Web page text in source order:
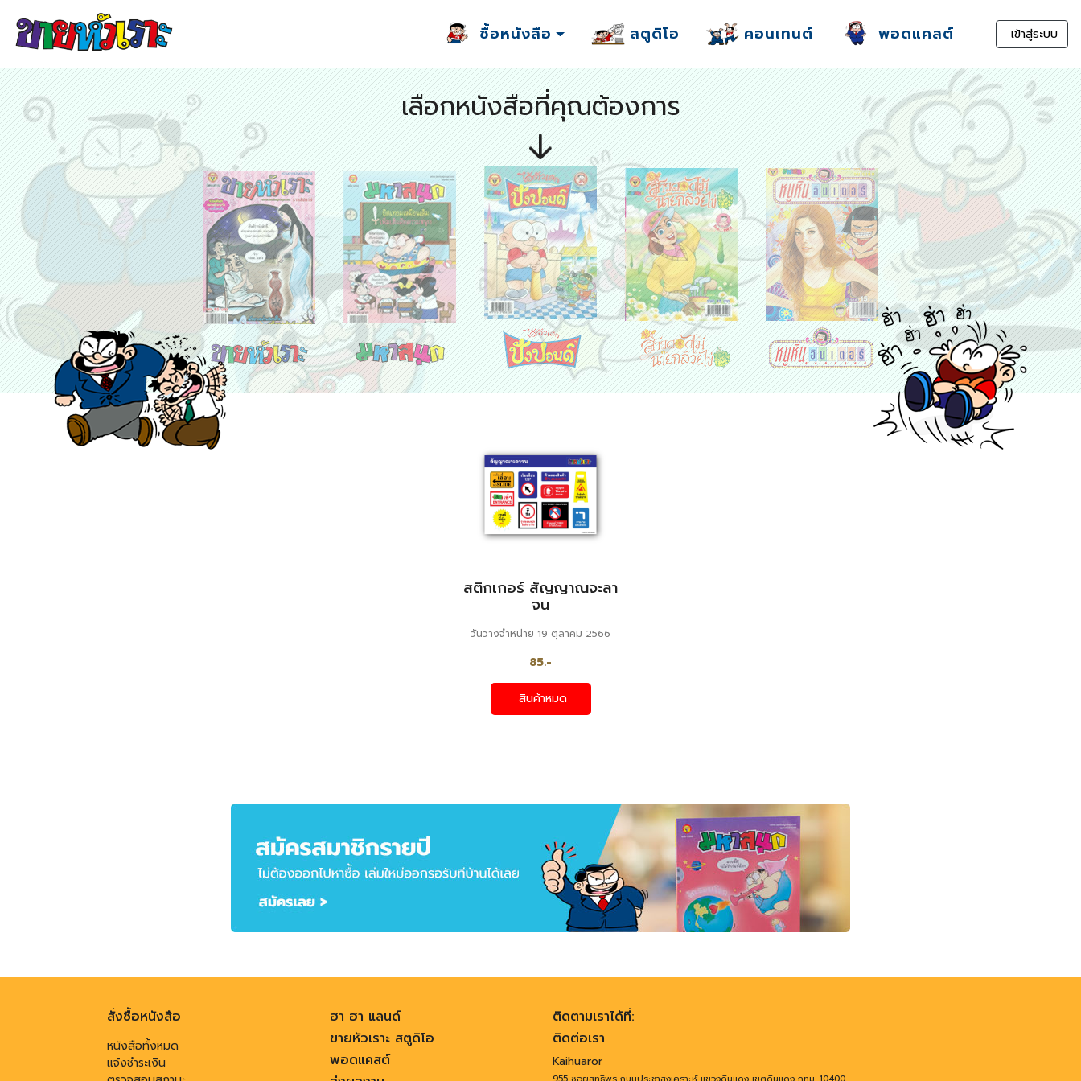
ซื้อหนังสือ สตูดิโอ คอนเทนต์ พอดแคสต์ เข้าสู่ระบบ
เลือกหนังสือที่คุณต้องการ
สติกเกอร์ สัญญาณจะลา
จน
วันวางจำหน่าย 19 ตุลาคม 2566
85.-
สินค้าหมด
สั่งซื้อหนังสือ
หนังสือทั้งหมด
แจ้งชำระเงิน
ฮา ฮา แลนด์
ขายหัวเราะ สตูดิโอ
พอดแคสต์
ติดตามเราได้ที่:
ติดต่อเรา
Kaihuaror